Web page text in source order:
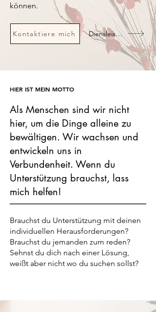
können.
Kontaktiere mich Diensleistungen
HIER IST MEIN MOTTO
Als Menschen sind wir nicht
hier, um die Dinge alleine zu
bewältigen. Wir wachsen und
entwickeln uns in
Verbundenheit. Wenn du
Unterstützung brauchst, lass
mich helfen!
Brauchst du Unterstützung mit deinen
individuellen Herausforderungen?
Brauchst du jemanden zum reden?
Sehnst du dich nach einer Lösung,
weißt aber nicht wo du suchen sollst?